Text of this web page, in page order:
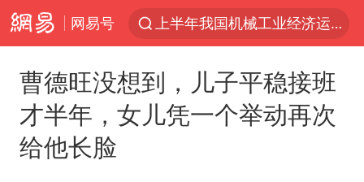
网易号
上半年我国机械工业经济运行稳中有进
实测秋天第一杯奶茶
泰国枪击案凶手先杀祖父母后行凶
四川宜宾市高县发生4.9级地震
曹德旺没想到，儿子平稳接班
才半年，女儿凭一个举动再次
给他长脸